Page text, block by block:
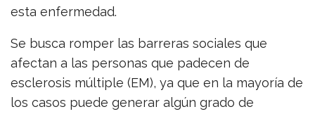
esta enfermedad.
Se busca romper las barreras sociales que
afectan a las personas que padecen de
esclerosis múltiple (EM), ya que en la mayoría de
los casos puede generar algún grado de